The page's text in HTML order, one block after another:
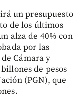
un presupuesto
de los últimos
alza de 40% con
por las
Cámara y
de pesos
(PGN), que